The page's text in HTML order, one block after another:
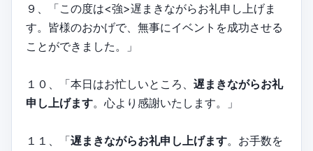
９、「この度は<強>遅まきながらお礼申し上げま
す。皆様のおかげで、無事にイベントを成功させる
ことができました。」
１０、「本日はお忙しいところ、 遅まきながらお礼
申し上げます。心より感謝いたします。」
１１、「遅まきながらお礼申し上げます。お手数を